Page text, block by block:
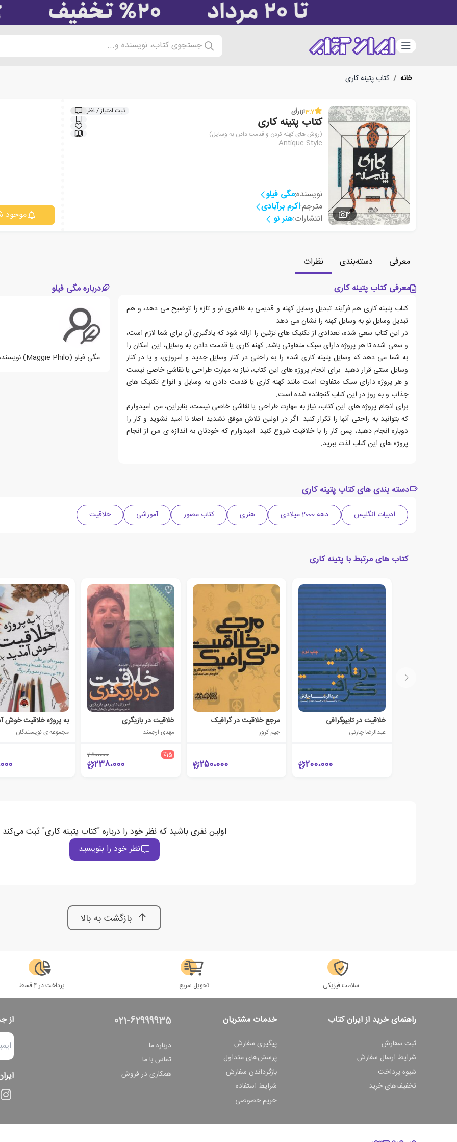
دسته‌بندی جستجوی کتاب، نویسنده و...
خانه / کتاب پتینه کاری
2
3.7از1رأی ثبت امتیاز / نظر
کتاب پتینه کاری
(روش های کهنه کردن و قدمت دادن به وسایل)
Antique Style
نویسنده:مگی فیلو
مترجم:اکرم برآبادی
انتشارات:هنر نو موجود
معرفی دسته‌بندی
نظرات
معرفی کتاب پتینه کاری
کتاب پتینه کاری هم فرآیند تبدیل وسایل کهنه و قدیمی به ظاهری نو و تازه را توضیح می دهد، و هم
تبدیل وسایل نو به وسایل کهنه را نشان می دهد.
در این کتاب سعی شده، تعدادی از تکنیک های تزئین را ارائه شود که یادگیری آن برای شما لازم است،
و سعی شده تا هر پروژه دارای سبک متفاوتی باشد. کهنه کاری یا قدمت دادن به وسایل، این امکان را
به شما می دهد که وسایل پتینه کاری شده را به راحتی در کنار وسایل جدید و امروزی، و یا در کنار
وسایل سنتی قرار دهید. برای انجام پروژه های این کتاب، نیاز به مهارت طراحی یا نقاشی خاصی نیست
و هر پروژه دارای سبک متفاوت است مانند کهنه کاری یا قدمت دادن به وسایل و انواع تکنیک های
جذاب و به روز در این کتاب گنجانده شده است.
برای انجام پروژه های این کتاب، نیاز به مهارت طراحی یا نقاشی خاصی نیست، بنابراین، من امیدوارم
که بتوانید به راحتی آنها را تکرار کنید. اگر در اولین تلاش موفق نشدید اصلا نا امید نشوید و کار را
دوباره انجام دهید، پس کار را با خلاقیت شروع کنید. امیدوارم که خودتان به اندازه ی من از انجام
پروژه های این کتاب لذت ببرید.
درباره مگی فیلو
مگی فیلو (Maggie Philo) نویسنده انگلیسی می باشد.
دسته بندی های کتاب پتینه کاری
ادبیات انگلیس دهه 2000 میلادی هنری کتاب مصور آموزشی خلاقیت
کتاب های مرتبط با پتینه کاری
خلاقیت در تایپوگرافی
عبدالرضا چارئی
200،000
مرجع خلاقیت در گرافیک
جیم کروز
250،000
خلاقیت در بازیگری
مهدی ارجمند
٪15 280،000
238،000
به پروژه خلاقیت خوش
مجموعه ی نویسندگان
اولین نفری باشید که نظر خود را درباره "کتاب پتینه کاری" ثبت می‌کند
نظر خود را بنویسید
بازگشت به بالا
سلامت فیزیکی تحویل سریع پرداخت در 4 قسط
راهنمای خرید از ایران کتاب
ثبت سفارش
شرایط ارسال سفارش
شیوه پرداخت
تخفیف‌های خرید
خدمات مشتریان
پیگیری سفارش
پرسش‌های متداول
بازگرداندن سفارش
شرایط استفاده
حریم خصوصی
021-62999935
درباره ما
تماس با ما
همکاری در فروش
از